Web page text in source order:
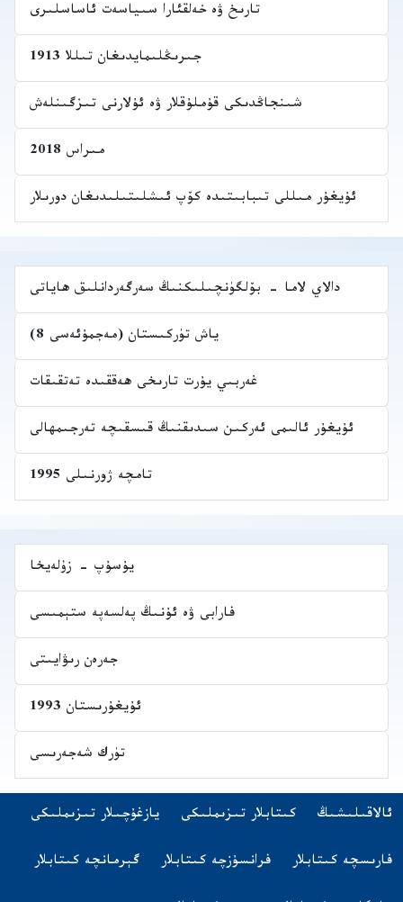
تارىخ ۋە خەلقئارا سىياسەت ئاساسلىرى
جىرىڭلىمايدىغان تىللا 1913
شىنجاڭدىكى قۇملۇقلار ۋە ئۇلارنى تىزگىنلەش
مىراس 2018
ئۇيغۇر مىللى تىبابىتىدە كۆپ ئىشلىتىلىدىغان دورىلار
دالاي لاما - بۆلگۈنچىلىكنىڭ سەرگەردانلىق ھاياتى
ياش تۈركىستان (مەجمۇئەسى 8)
غەربىي يۇرت تارىخى ھەققىدە تەتقىقات
ئۇيغۇر ئالىمى ئەركىن سىدىقنىڭ قىسقىچە تەرجىمھالى
تامچە ژورنىلى 1995
يۇسۇپ - زۇلەيخا
فارابى ۋە ئۇنىڭ پەلسەپە ستېمىسى
جەرەن رىۋايىتى
ئۇيغۇرىستان 1993
تۈرك شەجەرىسى
Navigation
ئالاقىلىشىڭ كىتابلار تىزىملىكى
(opens in new tab) يازغۇچىلار تىزىملىكى
باشقا تىلدىكى كىتابلار
فارىسچە كىتابلار
(opens in new tab) فرانسۇزچە كىتابلار
(opens in new tab) گېرمانچە كىتابلار
(opens in new tab)